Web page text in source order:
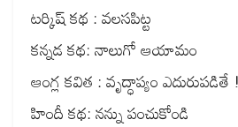
టర్కిష్ కథ : వలసపిట్ట
కన్నడ కథ: నాలుగో ఆయామం
ఆంగ్ల కవిత : వృద్ధాప్యం ఎదురుపడితే !
హిందీ కథ: నన్ను పంచుకోండి